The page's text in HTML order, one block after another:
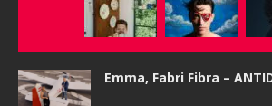
Emma, Fabri Fibra –